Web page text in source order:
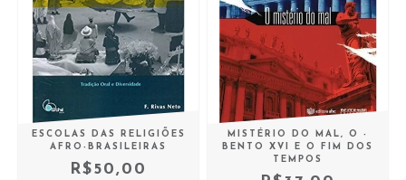
ESCOLAS DAS RELIGIÕES
AFRO-BRASILEIRAS
R$50,00
MISTÉRIO DO MAL, O -
BENTO XVI E O FIM DOS
TEMPOS